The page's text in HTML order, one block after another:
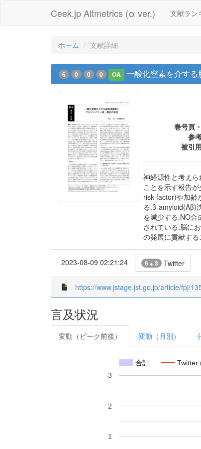
Ceek.jp Altmetrics (α ver.) 文献ラン
ホーム 文献詳細
6 0 0 0 OA 一酸化窒素を介す
巻号頁
参
被引
神経源性と考え
ことを示す報告
risk factor)や加齢
る.β-amyloid(Aβ)
を減少する.NO合
されている.脳に
の発展に貢献す
2023-08-09 02:21:24 6 + 3 Twitter
https://www.jstage.jst.go.jp/article/fpj/
言及状況
変動（ピーク前後） 変動（月別）
合計 Twitter
1
2
3